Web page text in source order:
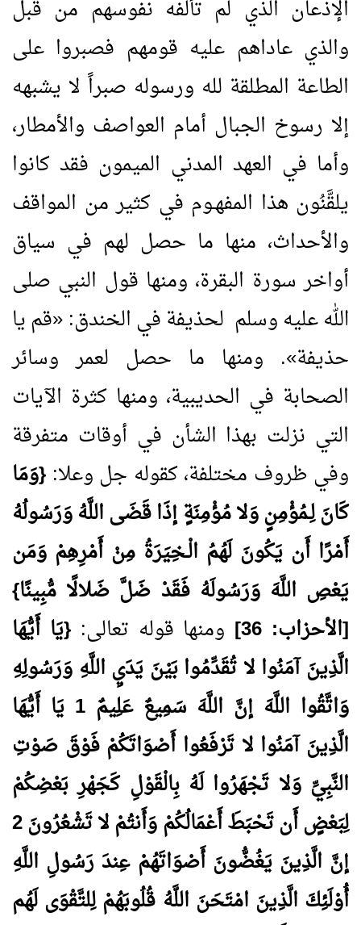
الإذعان الذي لم تألفه نفوسهم من قبل
والذي عاداهم عليه قومهم فصبروا على
الطاعة المطلقة لله ورسوله صبراً لا يشبهه
إلا رسوخ الجبال أمام العواصف والأمطار،
وأما في العهد المدني الميمون فقد كانوا
يلقَّنُون هذا المفهـوم في كثير من المواقف
والأحداث، منها ما حصل لهم في سياق
أواخر سورة البقرة، ومنها قول النبي صلى
الله عليه وسلم لحذيفة في الخندق:«قم يا
حذيفة». ومنها ما حصل لعمر وسائر
الصحابة في الحديبية، ومنها كثرة الآيات
التي نزلت بهذا الشأن في أوقات متفرقة
وفي ظروف مختلفة، كقوله جل وعلا: {وَمَا
كَانَ لِـمُؤْمِنٍ وَلا مُؤْمِنَةٍ إذَا قَضَى اللَّهُ وَرَسُولُهُ
أَمْرًا أَن يَكُونَ لَهُمُ الْـخِيَرَةُ مِنْ أَمْرِهِمْ وَمَن
يَعْصِ اللَّهَ وَرَسُولَهُ فَقَدْ ضَلَّ ضَلالًا مُّبِينًا}
[الأحزاب: 36
] ومنها قوله تعالى:{يَا أَيُّهَا
الَّذِينَ آمَنُوا لا تُقَدِّمُوا بَيْنَ يَدَيِ اللَّهِ وَرَسُولِهِ
وَاتَّقُوا اللَّهَ إنَّ اللَّهَ سَمِيعٌ عَلِيمٌ1 يَا أَيُّهَا
الَّذِينَ آمَنُوا لا تَرْفَعُوا أَصْوَاتَكُمْ فَوْقَ صَوْتِ
النَّبِيِّ وَلا تَجْهَرُوا لَهُ بِالْقَوْلِ كَجَهْرِ بَعْضِكُمْ
لِبَعْضٍ أَن تَحْبَطَ أَعْمَالُكُمْ وَأَنتُمْ لا تَشْعُرُونَ2
إنَّ الَّذِينَ يَغُضُّونَ أَصْوَاتَهُمْ عِندَ رَسُولِ اللَّهِ
أُوْلَئِكَ الَّذِينَ امْتَحَنَ اللَّهُ قُلُوبَهُمْ لِلتَّقْوَى لَهُم